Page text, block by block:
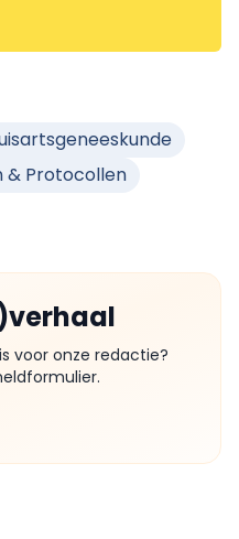
& Protocollen
voor onze redactie?